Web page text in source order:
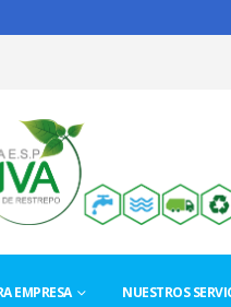
EMPRESA NUESTROS